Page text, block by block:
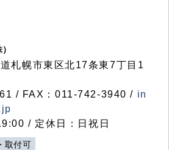
札幌市東区北17条東7丁目1
/ FAX：011-742-3940 / in
/ 定休日：日祝日
取付可